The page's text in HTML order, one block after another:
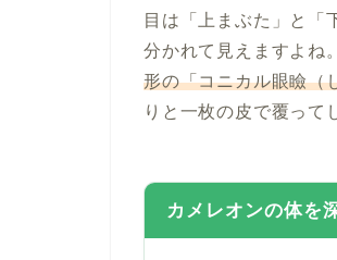
目は「上まぶた」と「
分かれて見えますよね
形の「コニカル眼瞼（
りと一枚の皮で覆って
カメレオンの体を